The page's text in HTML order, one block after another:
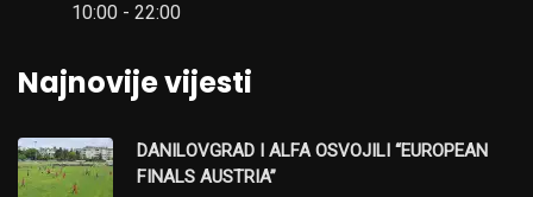
10:00 - 22:00
Najnovije vijesti
DANILOVGRAD I ALFA OSVOJILI “EUROPEAN
FINALS AUSTRIA”